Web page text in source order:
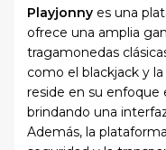
Playjonnyes una
ofrece una amplia
tragamonedas
como el blackjack y
reside en su enfoque
brindando una
Además, la